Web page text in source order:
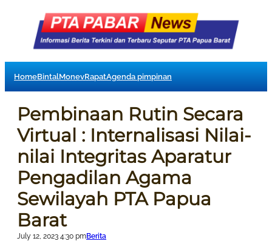
HomeBintalMonevRapatAgenda pimpinan
Pembinaan Rutin Secara
Virtual : Internalisasi Nilai-
nilai Integritas Aparatur
Pengadilan Agama
Sewilayah PTA Papua
Barat
July 12, 2023 4:30 pmBerita